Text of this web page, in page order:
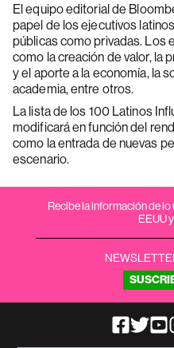
El equipo editorial de
papel de los ejecutivos
públicas como privadas. Los
como la creación de valor, la
y el aporte a la economía, la
academia, entre otros.
La lista de los 100 Latinos
modificará en función del
como la entrada de nuevas
escenario.
Recibe la información de
EEUU